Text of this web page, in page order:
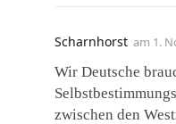
Scharnhorst am 1.
Wir Deutsche
zwischen den